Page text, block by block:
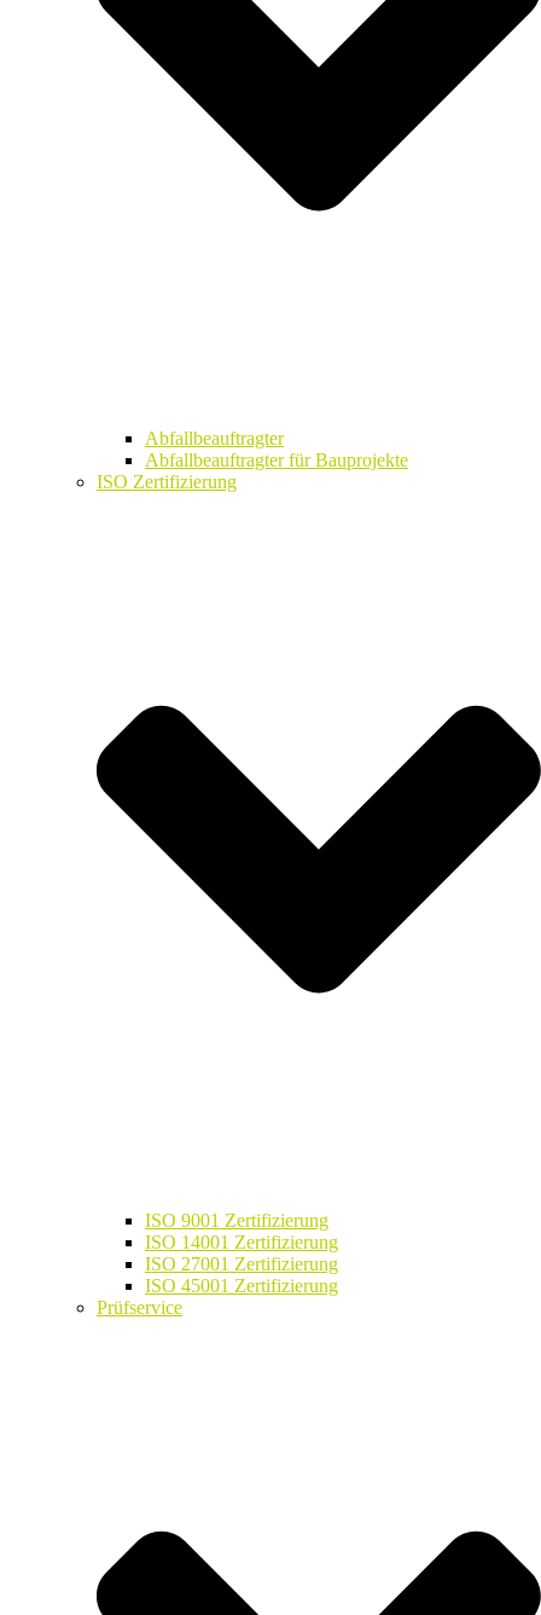
Abfallbeauftragter
Abfallbeauftragter für Bauprojekte
ISO Zertifizierung
ISO 9001 Zertifizierung
ISO 14001 Zertifizierung
ISO 27001 Zertifizierung
ISO 45001 Zertifizierung
Prüfservice